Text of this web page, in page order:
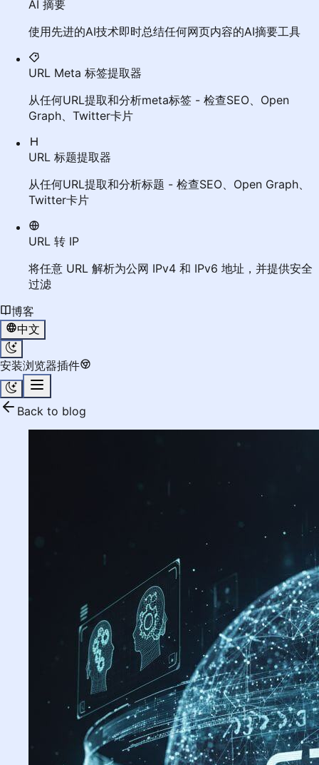
AI 摘要
使用先进的AI技术即时总结任何网页内容的AI摘要工具
URL Meta 标签提取器
从任何URL提取和分析meta标签 - 检查SEO、Open
Graph、Twitter卡片
URL 标题提取器
从任何URL提取和分析标题 - 检查SEO、Open Graph、
Twitter卡片
URL 转 IP
将任意 URL 解析为公网 IPv4 和 IPv6 地址，并提供安全
过滤
博客
中文
安装浏览器插件
Back to blog